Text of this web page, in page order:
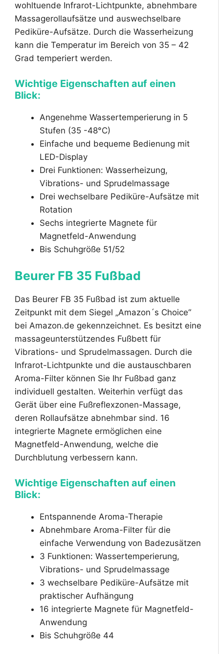
wohltuende Infrarot-Lichtpunkte, abnehmbare
Massagerollaufsätze und auswechselbare
Pediküre-Aufsätze. Durch die Wasserheizung
kann die Temperatur im Bereich von 35 – 42
Grad temperiert werden.
Wichtige Eigenschaften auf einen
Blick:
Angenehme Wassertemperierung in 5
Stufen (35 -48°C)
Einfache und bequeme Bedienung mit
LED-Display
Drei Funktionen: Wasserheizung,
Vibrations- und Sprudelmassage
Drei wechselbare Pediküre-Aufsätze mit
Rotation
Sechs integrierte Magnete für
Magnetfeld-Anwendung
Bis Schuhgröße 51/52
Beurer FB 35 Fußbad
Das Beurer FB 35 Fußbad ist zum aktuelle
Zeitpunkt mit dem Siegel „Amazon´s Choice“
bei Amazon.de gekennzeichnet. Es besitzt eine
massageunterstützendes Fußbett für
Vibrations- und Sprudelmassagen. Durch die
Infrarot-Lichtpunkte und die austauschbaren
Aroma-Filter können Sie Ihr Fußbad ganz
individuell gestalten. Weiterhin verfügt das
Gerät über eine Fußreflexzonen-Massage,
deren Rollaufsätze abnehmbar sind. 16
integrierte Magnete ermöglichen eine
Magnetfeld-Anwendung, welche die
Durchblutung verbessern kann.
Wichtige Eigenschaften auf einen
Blick:
Entspannende Aroma-Therapie
Abnehmbare Aroma-Filter für die
einfache Verwendung von Badezusätzen
3 Funktionen: Wassertemperierung,
Vibrations- und Sprudelmassage
3 wechselbare Pediküre-Aufsätze mit
praktischer Aufhängung
16 integrierte Magnete für Magnetfeld-
Anwendung
Bis Schuhgröße 44